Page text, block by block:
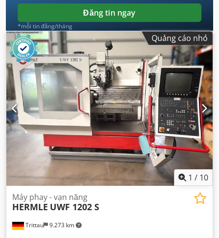
Đăng tin ngay
*mỗi tin đăng/tháng
Quảng cáo nhỏ
1 / 10
Trittau 9.273 km
Máy phay - vạn năng
HERMLE UWF 1202 S